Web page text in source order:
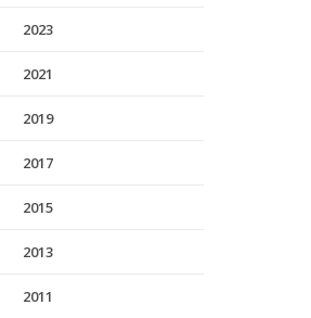
2023
2021
2019
2017
2015
2013
2011